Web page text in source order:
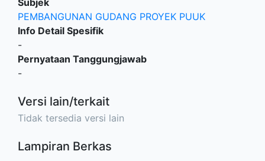
Subjek
PEMBANGUNAN GUDANG PROYEK PUUK
Info Detail Spesifik
-
Pernyataan Tanggungjawab
-
Versi lain/terkait
Tidak tersedia versi lain
Lampiran Berkas